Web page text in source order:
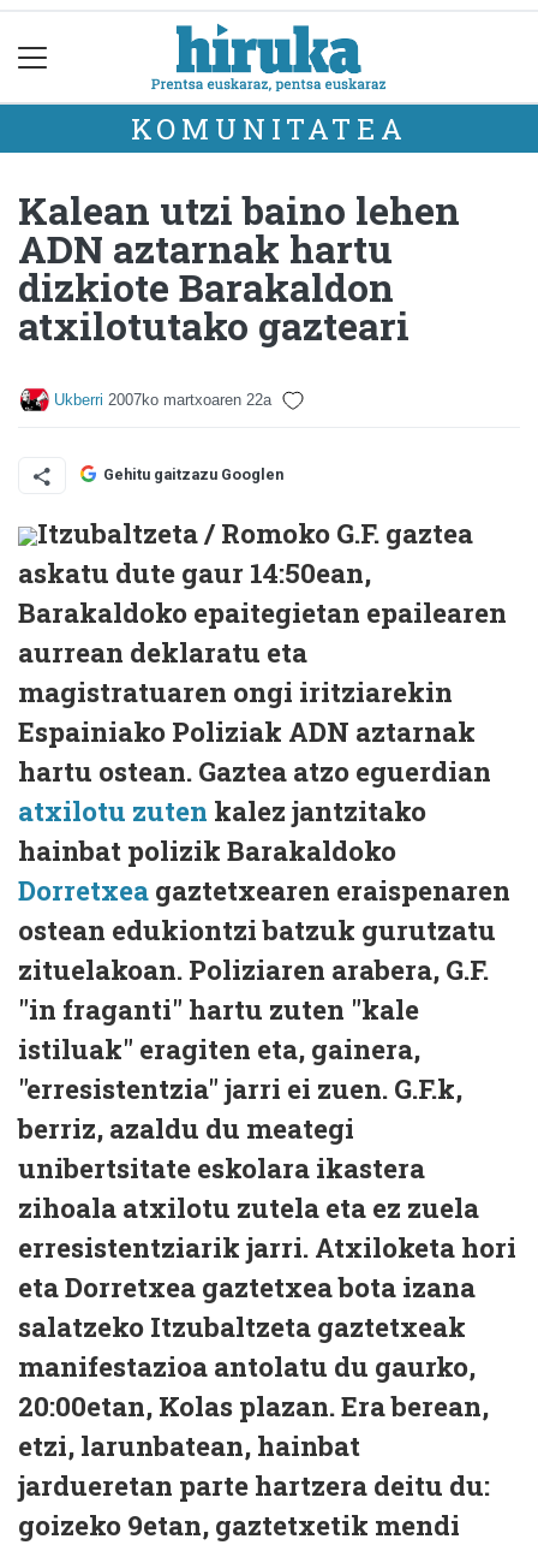
KOMUNITATEA
Kalean utzi baino lehen
ADN aztarnak hartu
dizkiote Barakaldon
atxilotutako gazteari
Ukberri 2007ko martxoaren 22a
Gehitu gaitzazu Googlen
Itzubaltzeta / Romoko G.F. gaztea
askatu dute gaur 14:50ean,
Barakaldoko epaitegietan epailearen
aurrean deklaratu eta
magistratuaren ongi iritziarekin
Espainiako Poliziak ADN aztarnak
hartu ostean. Gaztea atzo eguerdian
atxilotu zuten kalez jantzitako
hainbat polizik Barakaldoko
Dorretxea gaztetxearen eraispenaren
ostean edukiontzi batzuk gurutzatu
zituelakoan. Poliziaren arabera, G.F.
"in fraganti" hartu zuten "kale
istiluak" eragiten eta, gainera,
"erresistentzia" jarri ei zuen. G.F.k,
berriz, azaldu du meategi
unibertsitate eskolara ikastera
zihoala atxilotu zutela eta ez zuela
erresistentziarik jarri. Atxiloketa hori
eta Dorretxea gaztetxea bota izana
salatzeko Itzubaltzeta gaztetxeak
manifestazioa antolatu du gaurko,
20:00etan, Kolas plazan. Era berean,
etzi, larunbatean, hainbat
jardueretan parte hartzera deitu du:
goizeko 9etan, gaztetxetik mendi